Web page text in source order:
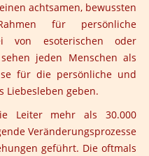
achtsamen, bewussten
für persönliche
esoterischen oder
jeden Menschen als
für die persönliche und
Liebesleben geben.
Leiter mehr als 30.000
Veränderungsprozesse
geführt. Die oftmals